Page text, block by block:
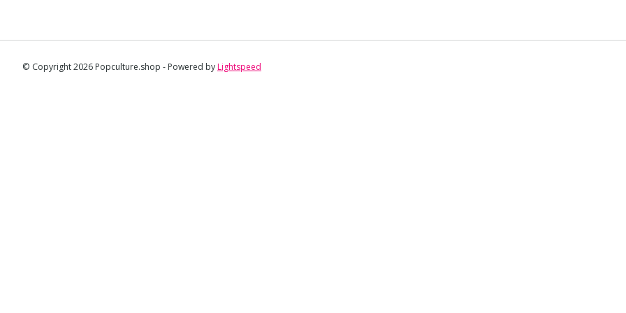
© Copyright 2026 Popculture.shop - Powered byLightspeed